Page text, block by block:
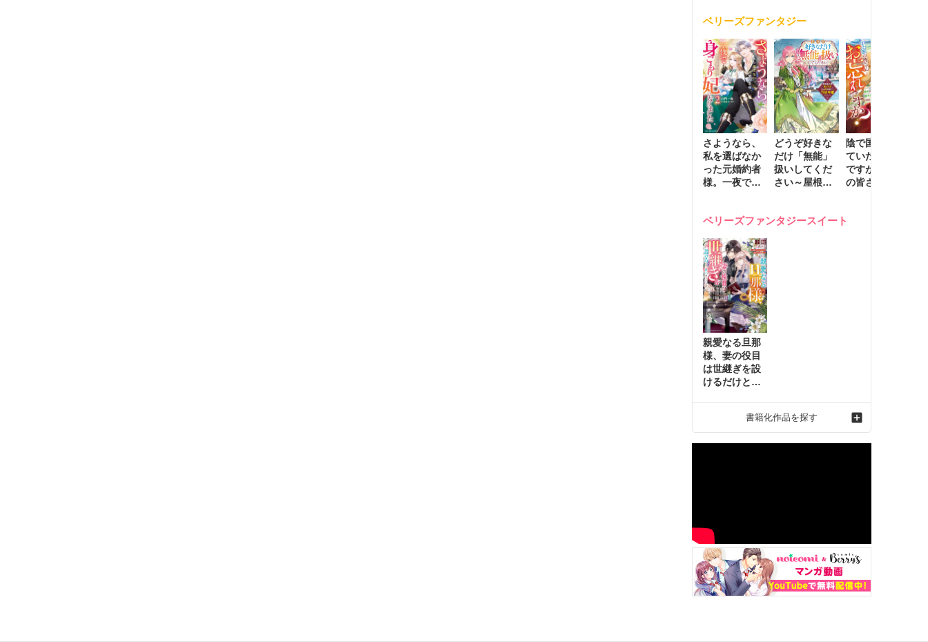
ベリーズファンタジー
さようなら、
私を選ばなか
った元婚約者
様。一夜で大
ました２
どうぞ好きな
だけ「無能」
扱いしてくだ
さい～屋根裏
動かす万能令
陰で国を支え
ていたのは私
ですが、王家
の皆さんお忘
れ才女の辺境
ベリーズファンタジースイート
親愛なる旦那
様、妻の役目
は世継ぎを設
けるだけと聞
れ才女の幸せ
な結婚～2
書籍化作品を探す